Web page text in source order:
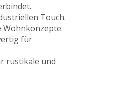
Touch.
Wohnkonzepte.
für
rustikale und